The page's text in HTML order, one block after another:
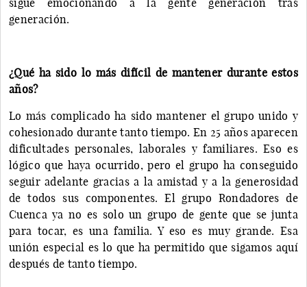
generación.
¿Qué ha sido lo más difícil de mantener durante estos
años?
Lo más complicado ha sido mantener el grupo unido y
cohesionado durante tanto tiempo. En 25 años aparecen
dificultades personales, laborales y familiares. Eso es
lógico que haya ocurrido, pero el grupo ha conseguido
seguir adelante gracias a la amistad y a la generosidad
de todos sus componentes. El grupo Rondadores de
Cuenca ya no es solo un grupo de gente que se junta
para tocar, es una familia. Y eso es muy grande. Esa
unión especial es lo que ha permitido que sigamos aquí
después de tanto tiempo.